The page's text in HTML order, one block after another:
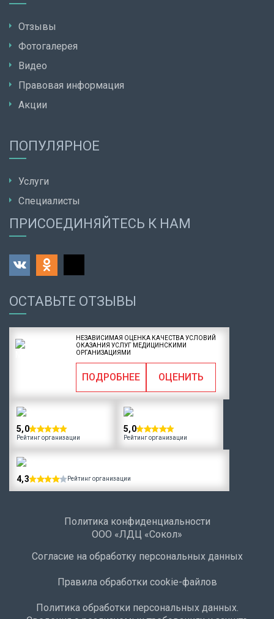
Отзывы
Фотогалерея
Видео
Правовая информация
Акции
ПОПУЛЯРНОЕ
Услуги
Специалисты
ОСТАВЬТЕ ОТЗЫВЫ
НЕЗАВИСИМАЯ ОЦЕНКА КАЧЕСТВА УСЛОВИЙ
ОКАЗАНИЯ УСЛУГ МЕДИЦИНСКИМИ
ОРГАНИЗАЦИЯМИ
ПОДРОБНЕЕ ОЦЕНИТЬ
5,0
Рейтинг организации
5,0
Рейтинг организации
4,3 Рейтинг организации
ПРИСОЕДИНЯЙТЕСЬ К НАМ
Политика конфиденциальности
ООО «ЛДЦ «Сокол»
Согласие на обработку персональных данных
Правила обработки cookie-файлов
Политика обработки персональных данных.